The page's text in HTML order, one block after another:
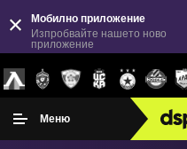
Мобилно приложение
Изпробвайте нашето ново
приложение
Меню